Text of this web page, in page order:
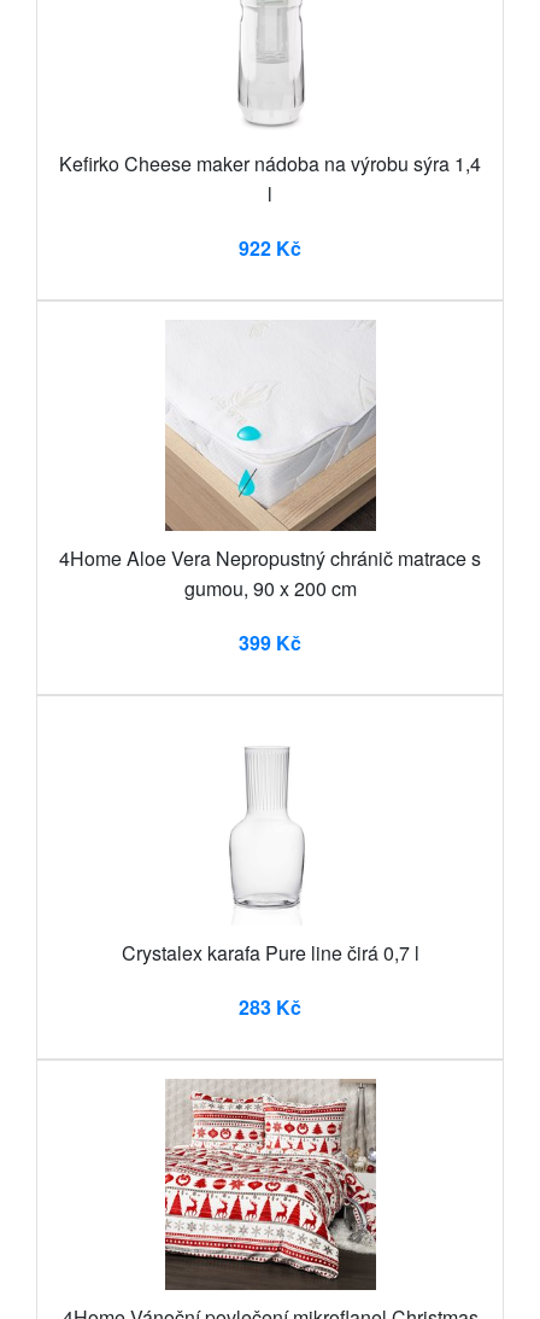
Kefirko Cheese maker nádoba na výrobu sýra 1,4
l
922 Kč
4Home Aloe Vera Nepropustný chránič matrace s
gumou, 90 x 200 cm
399 Kč
Crystalex karafa Pure line čirá 0,7 l
283 Kč